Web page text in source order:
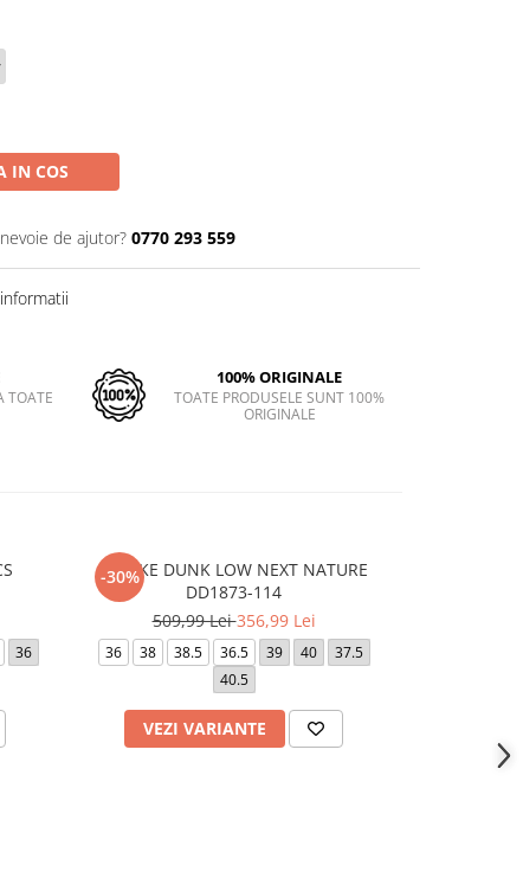
IN COS
de ajutor? 0770 293 559
TOATE
100% ORIGINALE
TOATE PRODUSELE SUNT 100%
ORIGINALE
36
-30%
W NIKE DUNK LOW NEXT NATURE
DD1873-114
509,99 Lei356,99 Lei
36 38 38.5 36.5 39 40
37.5
40.5
VEZI VARIANTE